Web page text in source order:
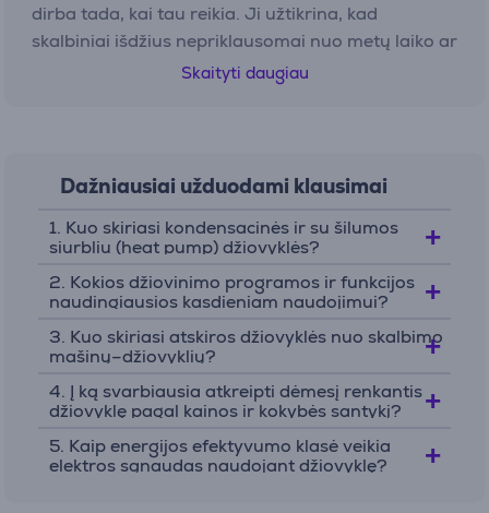
dirba tada, kai tau reikia. Ji užtikrina, kad
skalbiniai išdžius nepriklausomai nuo metų laiko ar
vietos, kur gyveni. Tai ypač patogu butuose be
Švelnesnė drabužių priežiūra.Kokybiška rūbų
ilgaamžiškumu. Švelnus oro srautas ir tiksliai
parinkta temperatūra apsaugo nuo susitraukimo,
padeda išlaikyti formą bei spalvas. Kai kurie
modeliai turi net garų ar atgaivinimo programas,
kurios pašalina kvapus ir sumažina lyginimo
poreikį. Tai reiškia, kad mėgstami drabužiai ilgiau
išlieka kaip nauji – o tau lieka daugiau laiko
poilsiui.
Mažiau drėgmės namuose.Drėgni skalbiniai
Skaityti daugiau
Dažniausiai užduodami klausimai
1. Kuo skiriasi kondensacinės ir su šilumos
siurbliu (heat pump) džiovyklės?
2. Kokios džiovinimo programos ir funkcijos
naudingiausios kasdieniam naudojimui?
3. Kuo skiriasi atskiros džiovyklės nuo skalbimo
mašinų–džiovyklių?
4. Į ką svarbiausia atkreipti dėmesį renkantis
džiovyklę pagal kainos ir kokybės santykį?
5. Kaip energijos efektyvumo klasė veikia
elektros sąnaudas naudojant džiovyklę?